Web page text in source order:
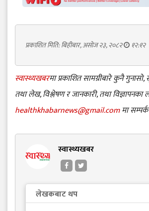
प्रकाशित मिति: बिहीबार, असोज २३, २०८२ १२:१२
स्वास्थ्यखबरमा प्रकाशित सामग्रीबारे कुनै
तथा लेख, विश्लेषण र जानकारी, तथा विज्ञापनका
healthkhabarnews@gmail.comमा
स्वास्थ्यखबर
लेखकबाट थप